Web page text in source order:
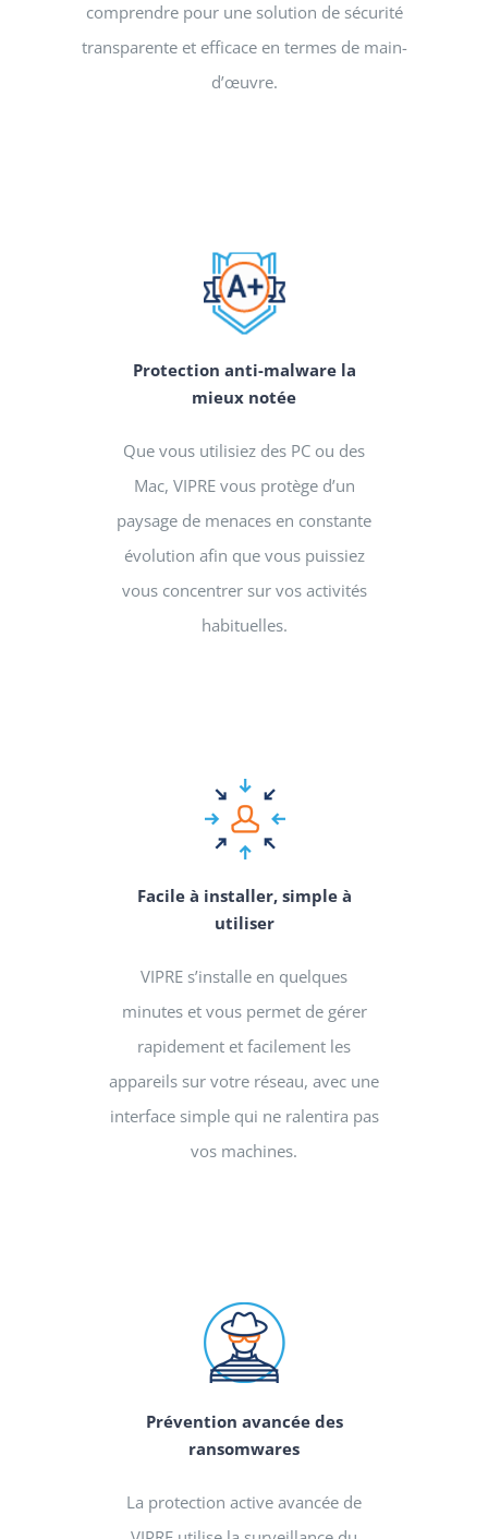
comprendre pour une solution de sécurité
transparente et efficace en termes de main-
d’œuvre.
Protection anti-malware la
mieux notée
Que vous utilisiez des PC ou des
Mac, VIPRE vous protège d’un
paysage de menaces en constante
évolution afin que vous puissiez
vous concentrer sur vos activités
habituelles.
Facile à installer, simple à
utiliser
VIPRE s’installe en quelques
minutes et vous permet de gérer
rapidement et facilement les
appareils sur votre réseau, avec une
interface simple qui ne ralentira pas
vos machines.
Prévention avancée des
ransomwares
La protection active avancée de